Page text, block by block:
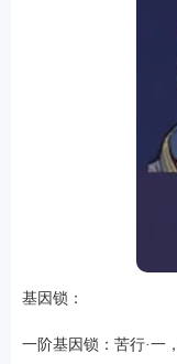
基因锁：
一阶基因锁：苦行·一